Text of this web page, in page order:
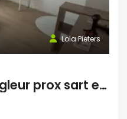
Lola Pieters
Colocation de 4 Angleur prox sart et helmo